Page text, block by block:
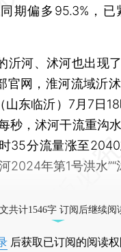
期偏多95.3%，已
河、沭河也出现
官网，淮河流域沂
山东临沂）7月7日
秒，沭河干流重沟
35分流量涨至2040
2024年第1号洪水
共计1546字 订阅后继续阅
后获取已订阅的阅读